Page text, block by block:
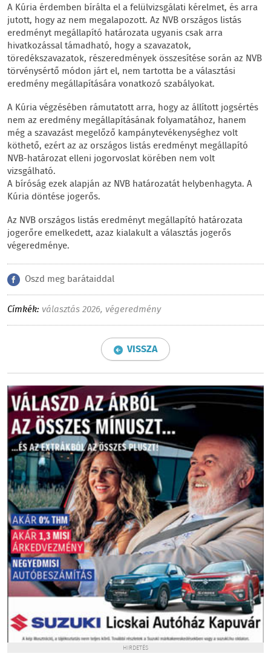
A Kúria érdemben bírálta el a felülvizsgálati kérelmet, és arra
jutott, hogy az nem megalapozott. Az NVB országos listás
eredményt megállapító határozata ugyanis csak arra
hivatkozással támadható, hogy a szavazatok,
töredékszavazatok, részeredmények összesítése során az NVB
törvénysértő módon járt el, nem tartotta be a választási
eredmény megállapítására vonatkozó szabályokat.
A Kúria végzésében rámutatott arra, hogy az állított jogsértés
nem az eredmény megállapításának folyamatához, hanem
még a szavazást megelőző kampánytevékenységhez volt
köthető, ezért az az országos listás eredményt megállapító
NVB-határozat elleni jogorvoslat körében nem volt
vizsgálható.
A bíróság ezek alapján az NVB határozatát helybenhagyta. A
Kúria döntése jogerős.
Az NVB országos listás eredményt megállapító határozata
jogerőre emelkedett, azaz kialakult a választás jogerős
végeredménye.
Oszd meg barátaiddal
Címkék: választás 2026, végeredmény
VISSZA
HIRDETÉS